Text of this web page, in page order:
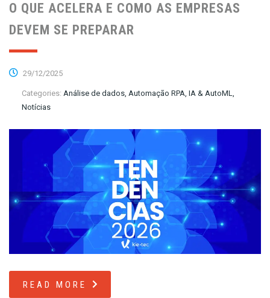
O QUE ACELERA E COMO AS EMPRESAS
DEVEM SE PREPARAR
29/12/2025
Categories: Análise de dados, Automação RPA, IA & AutoML,
Notícias
READ MORE